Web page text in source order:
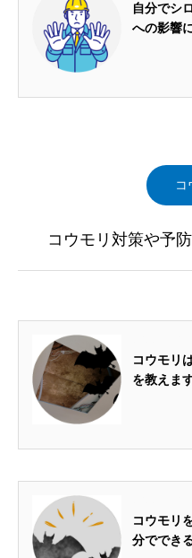
自分でシ
への影響
コ
コウモリ対策や予
コウモリ
を教えま
コウモリ
分ででき